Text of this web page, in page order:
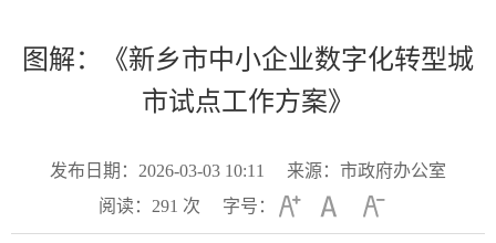
图解：《新乡市中小企业数字化转型城
市试点工作方案》
发布日期：2026-03-03 10:11
来源：市政府办公室
阅读： 291 次 字号：